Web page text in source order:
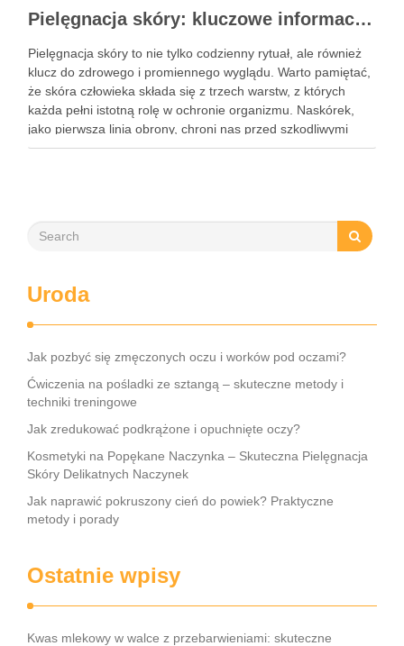
Pielęgnacja skóry: kluczowe informacje i skuteczne metody
Pielęgnacja skóry to nie tylko codzienny rytuał, ale również
klucz do zdrowego i promiennego wyglądu. Warto pamiętać,
że skóra człowieka składa się z trzech warstw, z których
każda pełni istotną rolę w ochronie organizmu. Naskórek,
jako pierwsza linia obrony, chroni nas przed szkodliwymi
czynnikami zewnętrznymi, a nawilżająca skóra właściwa,
Uroda
Jak pozbyć się zmęczonych oczu i worków pod oczami?
Ćwiczenia na pośladki ze sztangą – skuteczne metody i
techniki treningowe
Jak zredukować podkrążone i opuchnięte oczy?
Kosmetyki na Popękane Naczynka – Skuteczna Pielęgnacja
Skóry Delikatnych Naczynek
Jak naprawić pokruszony cień do powiek? Praktyczne
metody i porady
Ostatnie wpisy
Kwas mlekowy w walce z przebarwieniami: skuteczne